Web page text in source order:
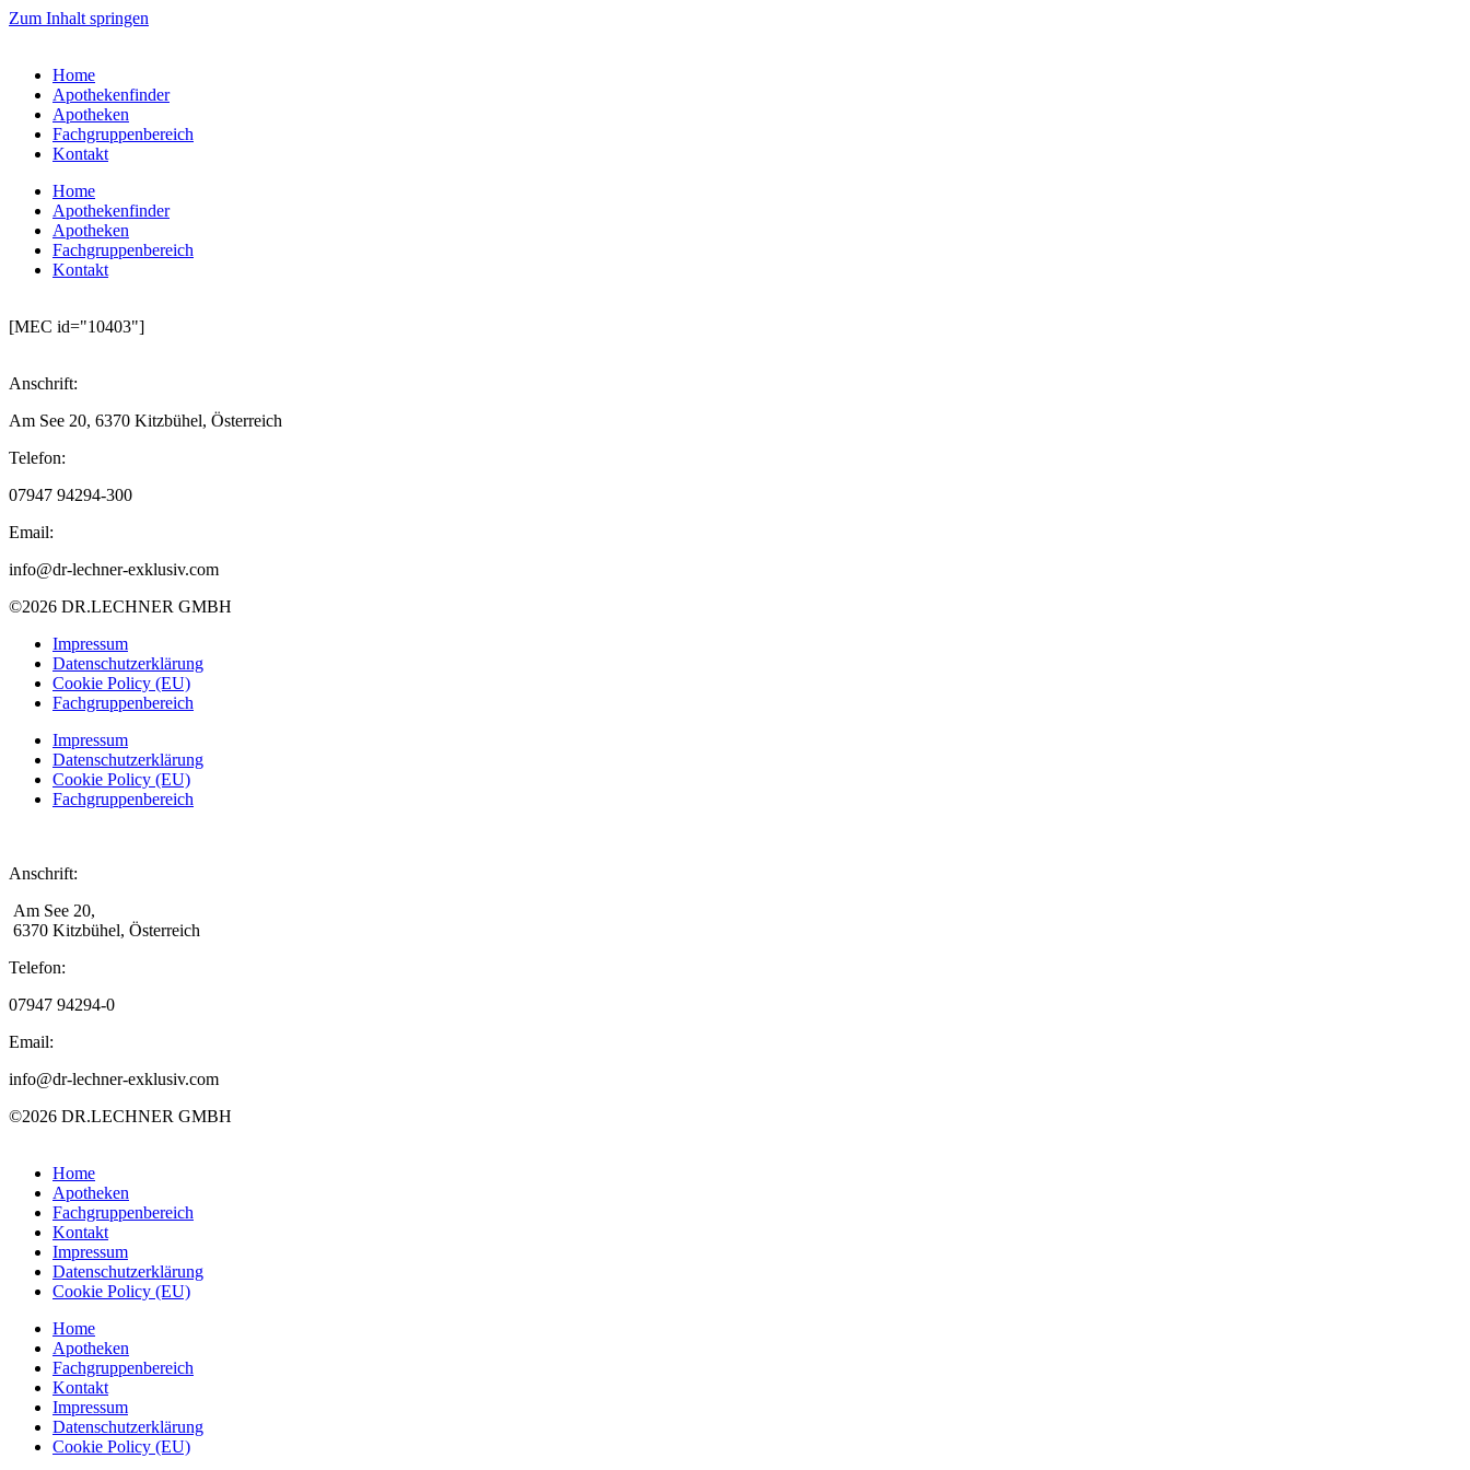
Zum Inhalt springen
Home
Apothekenfinder
Apotheken
Fachgruppenbereich
Kontakt
Home
Apothekenfinder
Apotheken
Fachgruppenbereich
Kontakt
[MEC id="10403"]
Anschrift:
Am See 20, 6370 Kitzbühel, Österreich
Telefon:
07947 94294-300
Email:
info@dr-lechner-exklusiv.com
©2026 DR.LECHNER GMBH
Impressum
Datenschutzerklärung
Cookie Policy (EU)
Fachgruppenbereich
Impressum
Datenschutzerklärung
Cookie Policy (EU)
Fachgruppenbereich
Anschrift:
Am See 20,
6370 Kitzbühel, Österreich
Telefon:
07947 94294-0
Email:
info@dr-lechner-exklusiv.com
©2026 DR.LECHNER GMBH
Home
Apotheken
Fachgruppenbereich
Kontakt
Impressum
Datenschutzerklärung
Cookie Policy (EU)
Home
Apotheken
Fachgruppenbereich
Kontakt
Impressum
Datenschutzerklärung
Cookie Policy (EU)